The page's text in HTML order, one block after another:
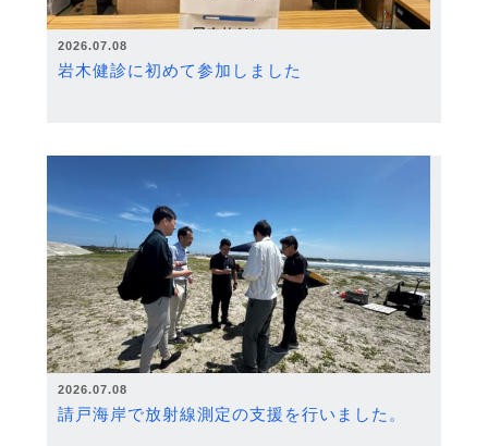
2026.07.08
岩木健診に初めて参加しました
2026.07.08
請戸海岸で放射線測定の支援を行いました。